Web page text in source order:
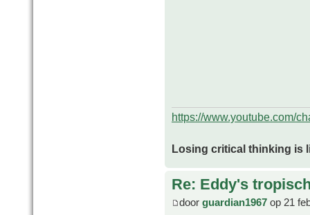
https://www.youtube.com/
Losing critical thinking is
Re: Eddy's
door guardian1967 op 21